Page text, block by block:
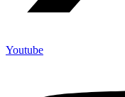
Youtube